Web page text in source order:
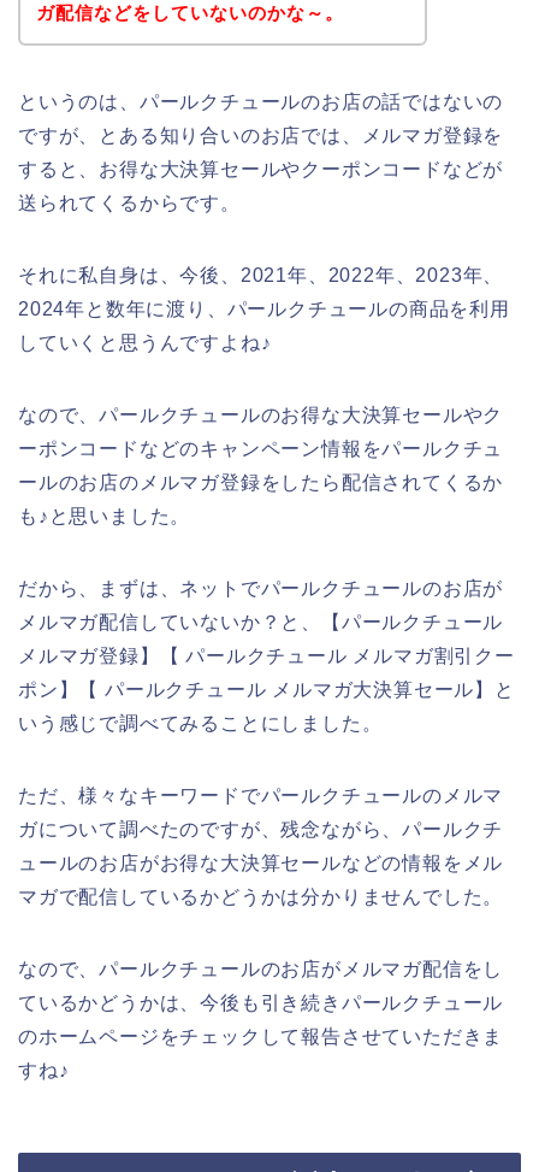
ガ配信などをしていないのかな～。
というのは、パールクチュールのお店の話ではないの
ですが、とある知り合いのお店では、メルマガ登録を
すると、お得な大決算セールやクーポンコードなどが
送られてくるからです。
それに私自身は、今後、2021年、2022年、2023年、
2024年と数年に渡り、パールクチュールの商品を利用
していくと思うんですよね♪
なので、パールクチュールのお得な大決算セールやク
ーポンコードなどのキャンペーン情報をパールクチュ
ールのお店のメルマガ登録をしたら配信されてくるか
も♪と思いました。
だから、まずは、ネットでパールクチュールのお店が
メルマガ配信していないか？と、【パールクチュール
メルマガ登録】【 パールクチュール メルマガ割引クー
ポン】【 パールクチュール メルマガ大決算セール】と
いう感じで調べてみることにしました。
ただ、様々なキーワードでパールクチュールのメルマ
ガについて調べたのですが、残念ながら、パールクチ
ュールのお店がお得な大決算セールなどの情報をメル
マガで配信しているかどうかは分かりませんでした。
なので、パールクチュールのお店がメルマガ配信をし
ているかどうかは、今後も引き続きパールクチュール
のホームページをチェックして報告させていただきま
すね♪